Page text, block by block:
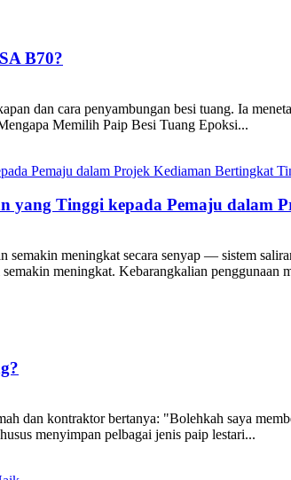
B70?
dan cara penyambungan besi tuang. Ia
Memilih Paip Besi Tuang Epoksi...
yang Tinggi kepada Pemaju dalam
meningkat secara senyap — sistem
meningkat. Kebarangkalian penggunaan
dan kontraktor bertanya: "Bolehkah saya
menyimpan pelbagai jenis paip lestari...